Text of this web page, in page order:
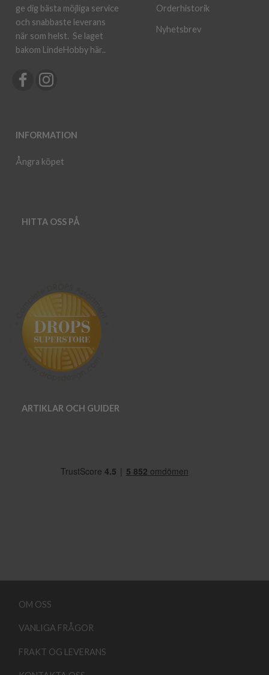
ge dig bästa möjliga service
och snabbaste leverans
när som helst. Se laget
bakom LindeHobby här..
INFORMATION
Ångra köpet
Orderhistorik
Nyhetsbrev
HITTA OSS PÅ
ARTIKLAR OCH GUIDER
OM OSS
VANLIGA FRÅGOR
FRAKT OG LEVERANS